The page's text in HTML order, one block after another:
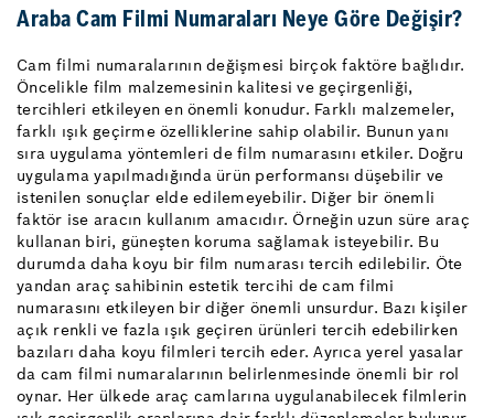
Araba Cam Filmi Numaraları Neye Göre Değişir?
Cam filmi numaralarının değişmesi birçok faktöre bağlıdır.
Öncelikle film malzemesinin kalitesi ve geçirgenliği,
tercihleri etkileyen en önemli konudur. Farklı malzemeler,
farklı ışık geçirme özelliklerine sahip olabilir. Bunun yanı
sıra uygulama yöntemleri de film numarasını etkiler. Doğru
uygulama yapılmadığında ürün performansı düşebilir ve
istenilen sonuçlar elde edilemeyebilir. Diğer bir önemli
faktör ise aracın kullanım amacıdır. Örneğin uzun süre araç
kullanan biri, güneşten koruma sağlamak isteyebilir. Bu
durumda daha koyu bir film numarası tercih edilebilir. Öte
yandan araç sahibinin estetik tercihi de cam filmi
numarasını etkileyen bir diğer önemli unsurdur. Bazı kişiler
açık renkli ve fazla ışık geçiren ürünleri tercih edebilirken
bazıları daha koyu filmleri tercih eder. Ayrıca yerel yasalar
da cam filmi numaralarının belirlenmesinde önemli bir rol
oynar. Her ülkede araç camlarına uygulanabilecek filmlerin